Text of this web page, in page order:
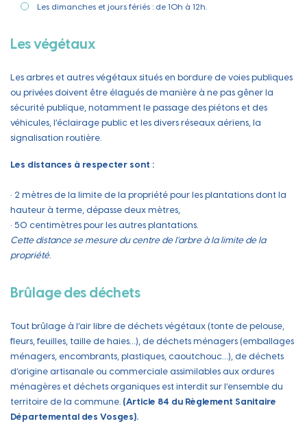
Les dimanches et jours fériés : de 10h à 12h.
Les végétaux
Les arbres et autres végétaux situés en bordure de voies publiques
ou privées doivent être élagués de manière à ne pas gêner la
sécurité publique, notamment le passage des piétons et des
véhicules, l’éclairage public et les divers réseaux aériens, la
signalisation routière.
Les distances à respecter sont :
• 2 mètres de la limite de la propriété pour les plantations dont la
hauteur à terme, dépasse deux mètres,
• 50 centimètres pour les autres plantations.
Cette distance se mesure du centre de l’arbre à la limite de la
propriété.
Brûlage des déchets
Tout brûlage à l’air libre de déchets végétaux (tonte de pelouse,
fleurs, feuilles, taille de haies…), de déchets ménagers (emballages
ménagers, encombrants, plastiques, caoutchouc…), de déchets
d’origine artisanale ou commerciale assimilables aux ordures
ménagères et déchets organiques est interdit sur l’ensemble du
territoire de la commune. (Article 84 du Règlement Sanitaire
Départemental des Vosges).